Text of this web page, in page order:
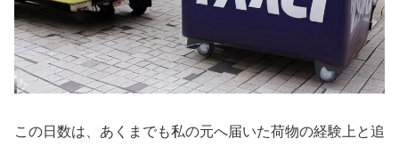
この日数は、あくまでも私の元へ届いた荷物の経験上と追